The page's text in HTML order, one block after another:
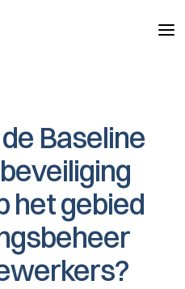
Baseline
het gebied